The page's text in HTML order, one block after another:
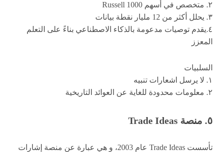
٢. متخصص في أسهم Russell 1000
٣. يحلل أكثر من 12 مليار نقطة بيانات
٤.يقدم توصيات مدعومة بالذكاء الاصطناعي بناءً على التعلم
المعزز
السلبيات
١. لا يرسل اشعارات تنبيه
٢. معلومات محدودة للغاية عن العوائد التاريخية
٥. منصة Trade Ideas
تأسست Trade Ideas عام 2003، و هي عبارة عن منصة إشارات